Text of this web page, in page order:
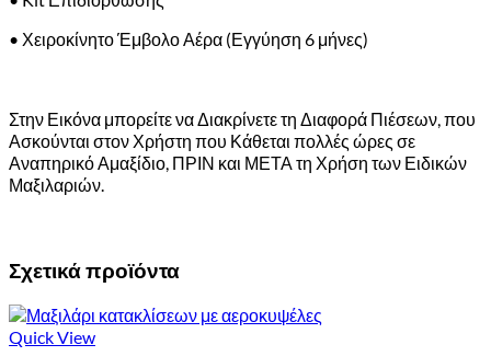
• Χειροκίνητο Έμβολο Αέρα (Εγγύηση 6 μήνες)
Στην Εικόνα μπορείτε να Διακρίνετε τη Διαφορά Πιέσεων, που
Ασκούνται στον Χρήστη που Κάθεται πολλές ώρες σε
Αναπηρικό Αμαξίδιο, ΠΡΙΝ και ΜΕΤΑ τη Χρήση των Ειδικών
Μαξιλαριών.
Σχετικά προϊόντα
Quick View